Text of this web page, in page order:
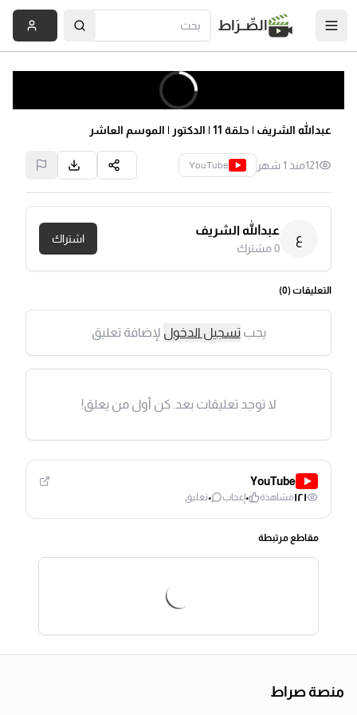
الصِّــرَاط
عبدالله الشريف | حلقة 11 | الدكتور | الموسم العاشر
121منذ 1 شهر YouTube
ع
عبدالله الشريف
0مشترك
اشتراك
التعليقات (0
)
يجبتسجيل الدخول لإضافة تعليق
لا توجد تعليقات بعد. كن أول من يعلق!
YouTube
١٢١مشاهدة ٠إعجاب ٠تعليق
مقاطع مرتبطة
منصة صراط